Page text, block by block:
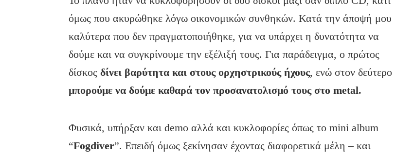
όμως που ακυρώθηκε λόγω οικονομικών συνθηκών. Κατά την άποψή μου
καλύτερα που δεν πραγματοποιήθηκε, για να υπάρχει η δυνατότητα να
δούμε και να συγκρίνουμε την εξέλιξή τους. Για παράδειγμα, ο πρώτος
δίσκος δίνει βαρύτητα και στους ορχηστρικούς ήχους, ενώ στον δεύτερο
μπορούμε να δούμε καθαρά τον προσανατολισμό τους στοmetal.
Φυσικά, υπήρξαν και demo αλλά και κυκλοφορίες όπως το mini album
“Fogdiver”. Επειδή όμως ξεκίνησαν έχοντας διαφορετικά μέλη – και